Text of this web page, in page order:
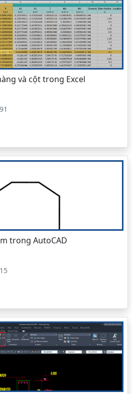
và cột trong Excel
trong AutoCAD